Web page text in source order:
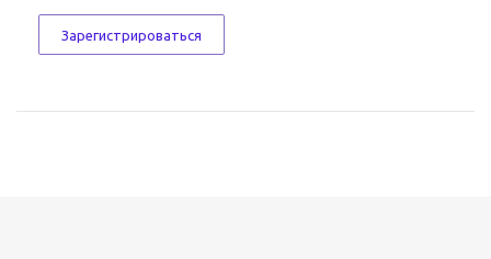
Зарегистрироваться